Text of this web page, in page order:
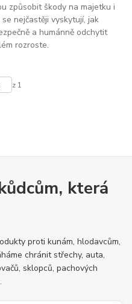
způsobit škody na majetku i
nejčastěji vyskytují, jak
a humánně odchytit
rozroste.
z 1
která
proti kunám, hlodavcům,
chránit střechy, auta,
sklopců, pachových